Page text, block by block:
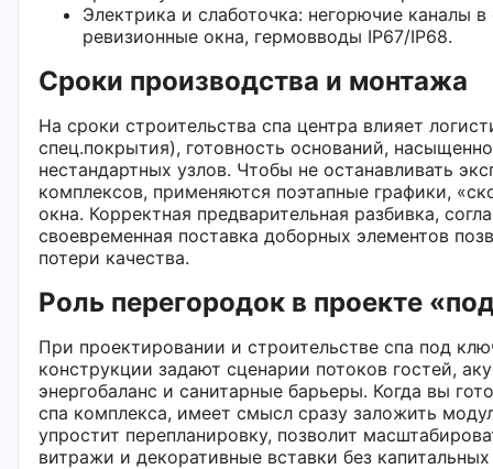
Электрика и слаботочка: негорючие каналы
ревизионные окна, гермовводы IP67/IP68.
Сроки производства и монтажа
На сроки строительства спа центра влияет
спец.покрытия), готовность оснований,
нестандартных узлов. Чтобы не останавливать
комплексов, применяются поэтапные графики,
окна. Корректная предварительная разбивка,
своевременная поставка доборных элементов
потери качества.
Роль перегородок в проекте
При проектировании и строительстве спа под
конструкции задают сценарии потоков гостей,
энергобаланс и санитарные барьеры. Когда вы
спа комплекса, имеет смысл сразу заложить
упростит перепланировку, позволит
витражи и декоративные вставки без